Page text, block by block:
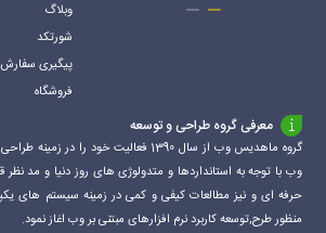
وبلاگ
شورتکد
پیگیری سفارش
فروشگاه
معرفی گروه طراحی و توسعه
گروه ماهدیس وب از سال 1390 فعالیت خود
وب با توجه به استانداردها و متدولوژی های روز دنیا و مد نظر
حرفه ای و نیز مطالعات کیفی و کمی در زمینه سیستم های
منظور طرح,توسعه کاربرد نرم افزارهای مبتنی بر وب اغاز نمود.